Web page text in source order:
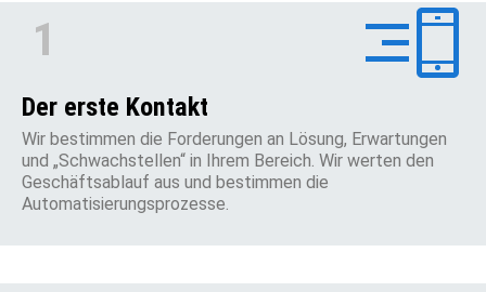
1
Der erste Kontakt
Wir bestimmen die Forderungen an Lösung, Erwartungen
und „Schwachstellen“ in Ihrem Bereich. Wir werten den
Geschäftsablauf aus und bestimmen die
Automatisierungsprozesse.